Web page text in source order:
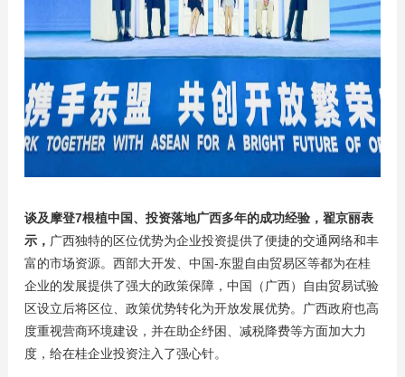
谈及摩登7根植中国、投资落地广西多年的成功经验，翟京丽表
示， 广西独特的区位优势为企业投资提供了便捷的交通网络和丰
富的市场资源。西部大开发、中国-东盟自由贸易区等都为在桂
企业的发展提供了强大的政策保障，中国（广西）自由贸易试验
区设立后将区位、政策优势转化为开放发展优势。广西政府也高
度重视营商环境建设，并在助企纾困、减税降费等方面加大力
度，给在桂企业投资注入了强心针。